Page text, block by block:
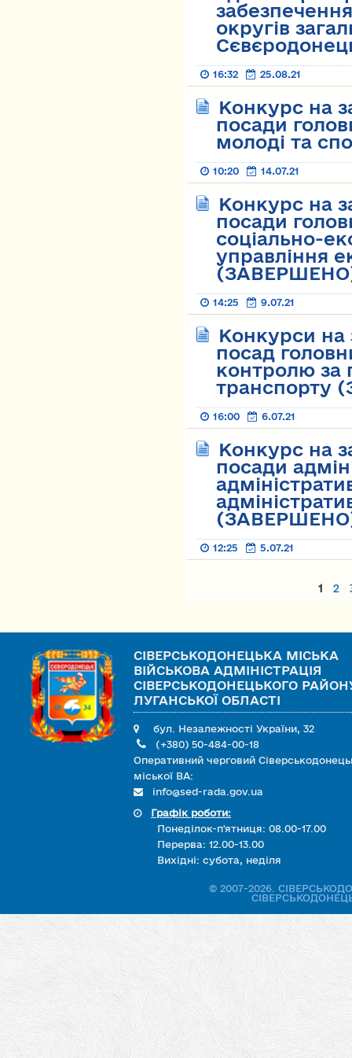
округів
16:32 25.08.21
Конкурс на
посади
молоді та
10:20 14.07.21
Конкурс на
посади
соціально-
управління
14:25 9.07.21
Конкурси на
посад
контролю за
транспорту
16:00 6.07.21
Конкурс на
посади
12:25 5.07.21
1 2
СІВЕРСЬКОДОНЕЦЬКА МІСЬКА
ВІЙСЬКОВА АДМІНІСТРАЦІЯ
СІВЕРСЬКОДОНЕЦЬКОГО
ЛУГАНСЬКОЇ ОБЛАСТІ
бул. Незалежності України, 32
(+380) 50-484-00-18
Оперативний черговий
міської ВА:
info@sed-rada.gov.ua
Графік роботи:
Понеділок-п'ятниця: 08.00-17.00
Перерва: 12.00-13.00
Вихідні: субота, неділя
© 2007-2026.